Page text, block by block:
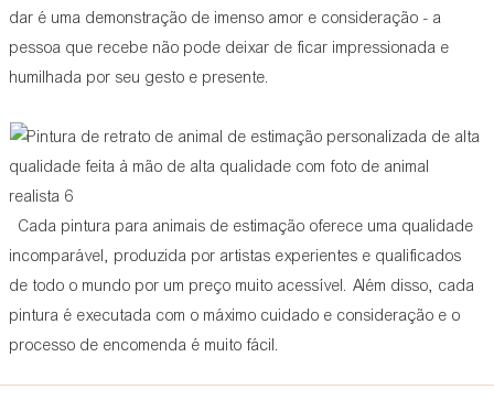
dar é uma demonstração de imenso amor e consideração - a
pessoa que recebe não pode deixar de ficar impressionada e
humilhada por seu gesto e presente.
Cada pintura para animais de estimação oferece uma qualidade
incomparável, produzida por artistas experientes e qualificados
de todo o mundo por um preço muito acessível. Além disso, cada
pintura é executada com o máximo cuidado e consideração e o
processo de encomenda é muito fácil.